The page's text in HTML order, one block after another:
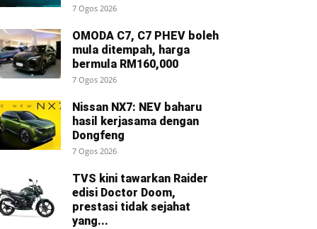
7 Ogos 2026
OMODA C7, C7 PHEV boleh
mula ditempah, harga
bermula RM160,000
7 Ogos 2026
Nissan NX7: NEV baharu
hasil kerjasama dengan
Dongfeng
7 Ogos 2026
TVS kini tawarkan Raider
edisi Doctor Doom,
prestasi tidak sejahat
yang...